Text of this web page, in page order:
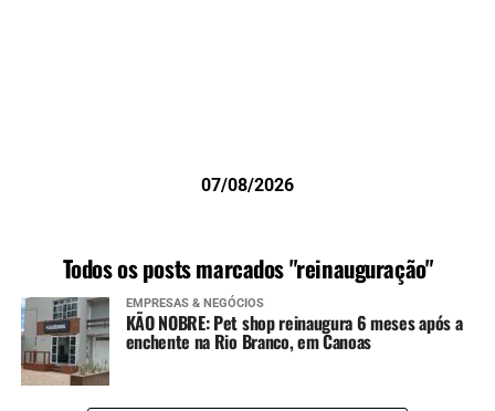
07/08/2026
Todos os posts marcados "reinauguração"
EMPRESAS & NEGÓCIOS
KÃO NOBRE: Pet shop reinaugura 6 meses após a
enchente na Rio Branco, em Canoas